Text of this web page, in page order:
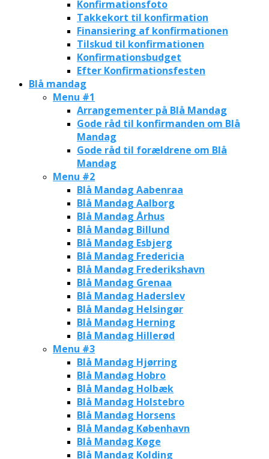
Konfirmationsfoto
Takkekort til konfirmation
Finansiering af konfirmationen
Tilskud til konfirmationen
Konfirmationsbudget
Efter Konfirmationsfesten
Blå mandag
Menu #1
Arrangementer på Blå Mandag
Gode råd til konfirmanden om Blå
Mandag
Gode råd til forældrene om Blå
Mandag
Menu #2
Blå Mandag Aabenraa
Blå Mandag Aalborg
Blå Mandag Århus
Blå Mandag Billund
Blå Mandag Esbjerg
Blå Mandag Fredericia
Blå Mandag Frederikshavn
Blå Mandag Grenaa
Blå Mandag Haderslev
Blå Mandag Helsingør
Blå Mandag Herning
Blå Mandag Hillerød
Menu #3
Blå Mandag Hjørring
Blå Mandag Hobro
Blå Mandag Holbæk
Blå Mandag Holstebro
Blå Mandag Horsens
Blå Mandag København
Blå Mandag Køge
Blå Mandag Kolding